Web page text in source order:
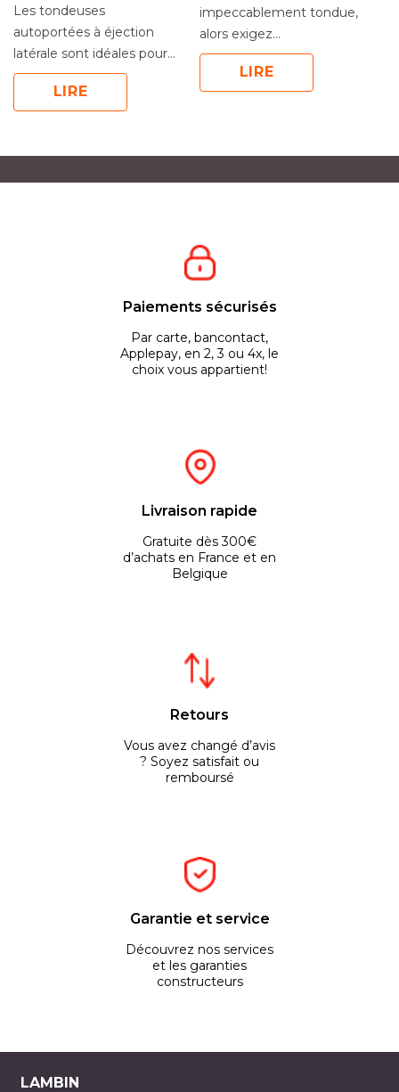
Les tondeuses
autoportées à éjection
latérale sont idéales pour
les grandes étendues de
gazon. Particuliers ou...
LIRE
impeccablement tondue,
alors exigez
une tondeuse de
professionnels, qui vous
LIRE
Paiements sécurisés
Par carte, bancontact,
Applepay, en 2, 3 ou 4x, le
choix vous appartient!
Livraison rapide
Gratuite dès 300€
d’achats en France et en
Belgique
Retours
Vous avez changé d’avis
? Soyez satisfait ou
remboursé
Garantie et service
Découvrez nos services
et les garanties
constructeurs
LAMBIN